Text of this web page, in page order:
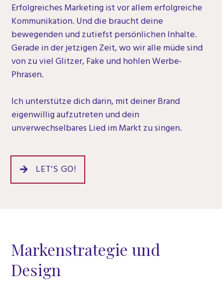
Erfolgreiches Marketing ist vor allem erfolgreiche
Kommunikation. Und die braucht deine
bewegenden und zutiefst persönlichen Inhalte.
Gerade in der jetzigen Zeit, wo wir alle müde sind
von zu viel Glitzer, Fake und hohlen Werbe-
Phrasen.
Ich unterstütze dich darin, mit deiner Brand
eigenwillig aufzutreten und dein
unverwechselbares Lied im Markt zu singen.
LET'S GO!
Markenstrategie und
Design